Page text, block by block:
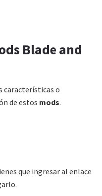
Blade and
características o
de estos mods.
que ingresar al enlace